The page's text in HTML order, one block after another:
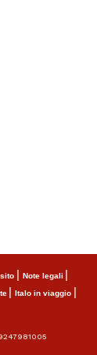
Note legali
Italo in viaggio